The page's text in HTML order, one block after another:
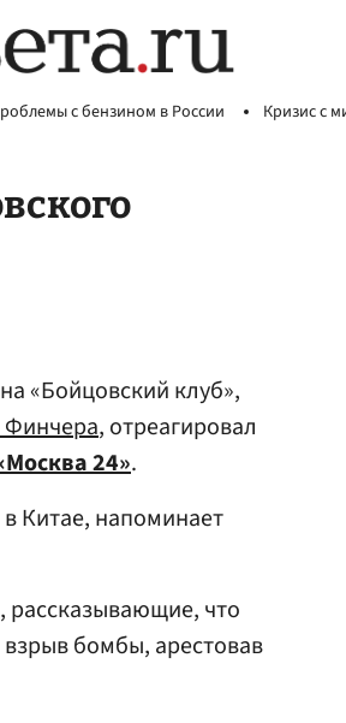
с бензином в России Кризис с
«Бойцовский клуб»,
, отреагировал
24».
Китае, напоминает
рассказывающие, что
бомбы, арестовав